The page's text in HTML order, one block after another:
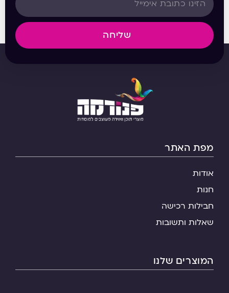
שליחה
מפת האתר
אודות
חנות
חבילות רכישה
שאלות ותשובות
המוצרים שלנו